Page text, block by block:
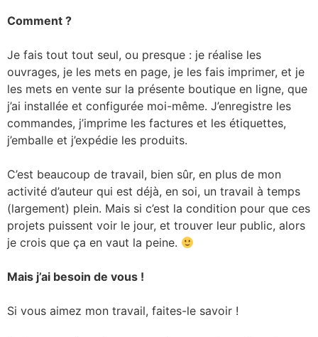
Comment ?
Je fais tout tout seul, ou presque : je réalise les
ouvrages, je les mets en page, je les fais imprimer, et je
les mets en vente sur la présente boutique en ligne, que
j’ai installée et configurée moi-même. J’enregistre les
commandes, j’imprime les factures et les étiquettes,
j’emballe et j’expédie les produits.
C’est beaucoup de travail, bien sûr, en plus de mon
activité d’auteur qui est déjà, en soi, un travail à temps
(largement) plein. Mais si c’est la condition pour que ces
projets puissent voir le jour, et trouver leur public, alors
je crois que ça en vaut la peine.
Mais j’ai besoin de vous !
Si vous aimez mon travail, faites-le savoir !